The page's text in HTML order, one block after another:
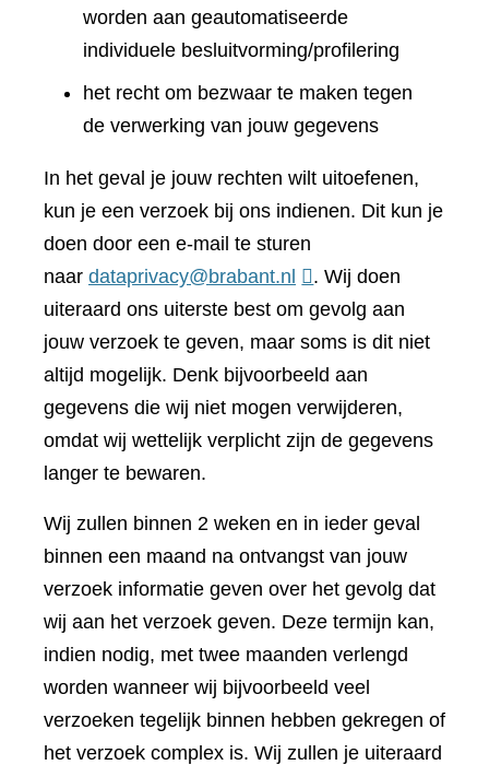
worden aan geautomatiseerde
individuele besluitvorming/profilering
het recht om bezwaar te maken tegen
de verwerking van jouw gegevens
In het geval je jouw rechten wilt uitoefenen,
kun je een verzoek bij ons indienen. Dit kun je
doen door een e-mail te sturen
naar dataprivacy@brabant.nl
. Wij doen
uiteraard ons uiterste best om gevolg aan
jouw verzoek te geven, maar soms is dit niet
altijd mogelijk. Denk bijvoorbeeld aan
gegevens die wij niet mogen verwijderen,
omdat wij wettelijk verplicht zijn de gegevens
langer te bewaren.
Wij zullen binnen 2 weken en in ieder geval
binnen een maand na ontvangst van jouw
verzoek informatie geven over het gevolg dat
wij aan het verzoek geven. Deze termijn kan,
indien nodig, met twee maanden verlengd
worden wanneer wij bijvoorbeeld veel
verzoeken tegelijk binnen hebben gekregen of
het verzoek complex is. Wij zullen je uiteraard